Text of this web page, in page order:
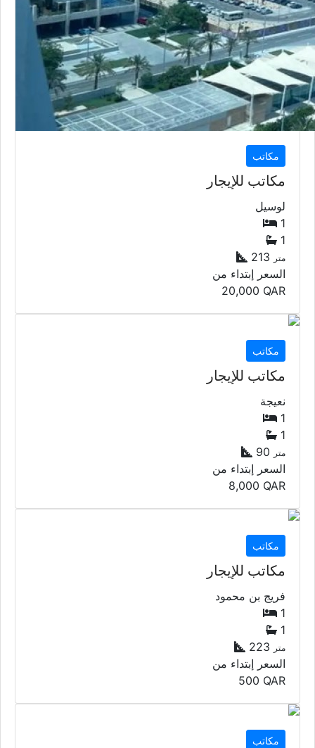
مكاتب
مكاتب للإيجار
لوسيل
1
1
213
متر
السعر إبتداء من
20,000 QAR
مكاتب
مكاتب للإيجار
نعيجة
1
1
90
متر
السعر إبتداء من
8,000 QAR
مكاتب
مكاتب للإيجار
فريج بن محمود
1
1
223
متر
السعر إبتداء من
500 QAR
مكاتب